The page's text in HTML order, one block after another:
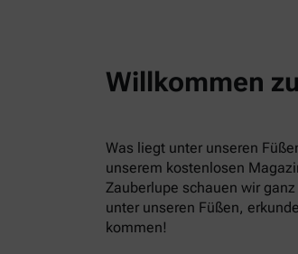
Willkommen
Was liegt unter unseren
unserem kostenlosen
Zauberlupe schauen wir
unter unseren Füßen,
kommen!